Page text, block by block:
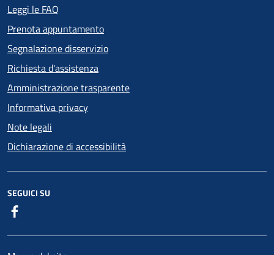
Leggi le FAQ
Prenota appuntamento
Segnalazione disservizio
Richiesta d'assistenza
Amministrazione trasparente
Informativa privacy
Note legali
Dichiarazione di accessibilità
SEGUICI SU